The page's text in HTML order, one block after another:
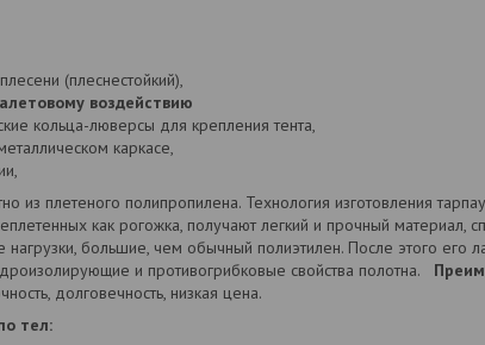
(плеснестойкий),
воздействию
кольца-люверсы для крепления тента,
каркасе,
из плетеного полипропилена. Технология изготовления
как рогожка, получают легкий и прочный материал,
нагрузки, большие, чем обычный полиэтилен. После этого его
и противогрибковые свойства полотна.
долговечность, низкая цена.
тел: